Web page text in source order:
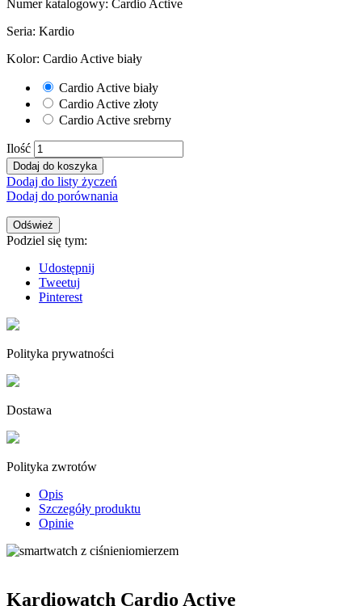
Numer katalogowy: Cardio Active
Seria: Kardio
Kolor: Cardio Active biały
Cardio Active biały
Cardio Active złoty
Cardio Active srebrny
Ilość
Dodaj do koszyka
Dodaj do listy życzeń
Dodaj do porównania
Podziel się tym:
Udostępnij
Tweetuj
Pinterest
Polityka prywatności
Dostawa
Polityka zwrotów
Opis
Szczegóły produktu
Opinie
Kardiowatch Cardio Active